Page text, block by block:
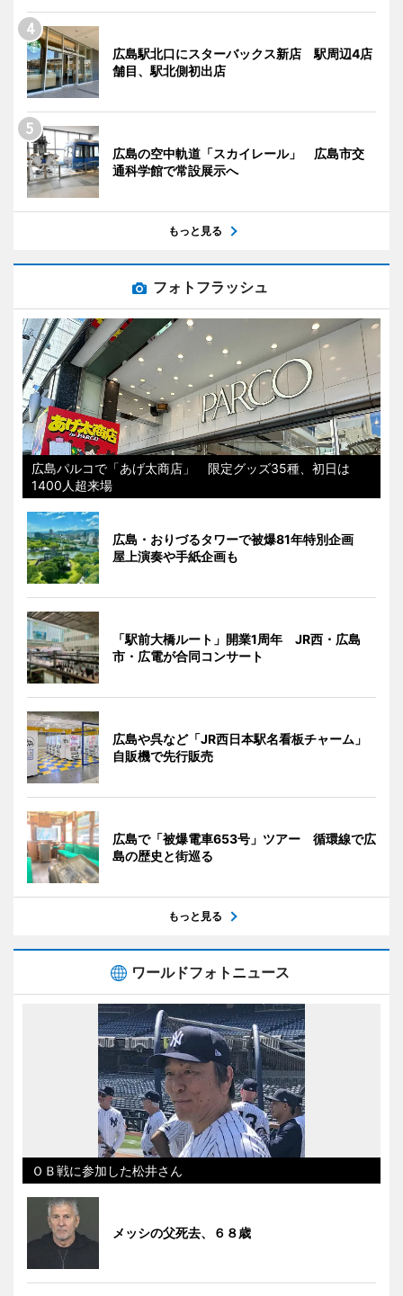
広島駅北口にスターバックス新店 駅周辺4店
舗目、駅北側初出店
広島の空中軌道「スカイレール」 広島市交
通科学館で常設展示へ
もっと見る
フォトフラッシュ
広島パルコで「あげ太商店」 限定グッズ35種、初日は
1400人超来場
広島・おりづるタワーで被爆81年特別企画
屋上演奏や手紙企画も
「駅前大橋ルート」開業1周年 JR西・広島
市・広電が合同コンサート
広島や呉など「JR西日本駅名看板チャーム」
自販機で先行販売
広島で「被爆電車653号」ツアー 循環線で広
島の歴史と街巡る
もっと見る
ワールドフォトニュース
ＯＢ戦に参加した松井さん
メッシの父死去、６８歳